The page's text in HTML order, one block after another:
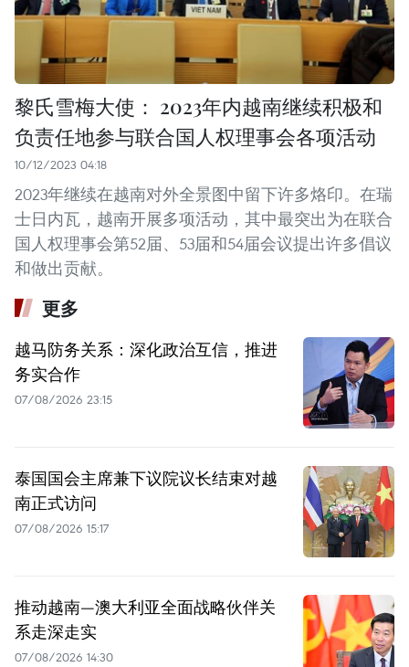
黎氏雪梅大使： 2023年内越南继续积极和
负责任地参与联合国人权理事会各项活动
10/12/2023 04:18
2023年继续在越南对外全景图中留下许多烙印。在瑞
士日内瓦，越南开展多项活动，其中最突出为在联合
国人权理事会第52届、53届和54届会议提出许多倡议
和做出贡献。
更多
越马防务关系：深化政治互信，推进
务实合作
07/08/2026 23:15
泰国国会主席兼下议院议长结束对越
南正式访问
07/08/2026 15:17
推动越南—澳大利亚全面战略伙伴关
系走深走实
07/08/2026 14:30